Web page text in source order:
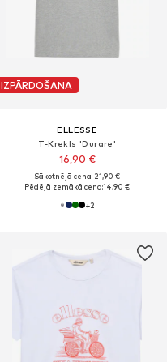
IZPĀRDOŠANA
ELLESSE
T-Krekls 'Durare'
16,90 €
Sākotnējā cena: 21,90 €
Pēdējā zemākā cena:14,90 €
+2